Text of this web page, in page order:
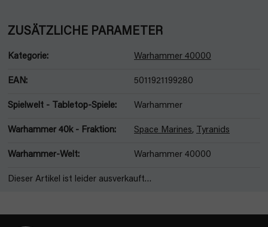
ZUSÄTZLICHE PARAMETER
Kategorie: Warhammer 40000
EAN: 5011921199280
Spielwelt - Tabletop-Spiele: Warhammer
Warhammer 40k - Fraktion: Space Marines, Tyranids
Warhammer-Welt: Warhammer 40000
Dieser Artikel ist leider ausverkauft…